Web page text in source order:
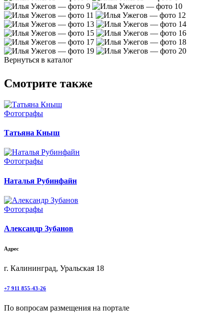
Вернуться в каталог
Смотрите также
Фотографы
Татьяна Кныш
Фотографы
Наталья Рубинфайн
Фотографы
Александр Зубанов
Адрес
г. Калининград, Уральская 18
+7 911 855-43-26
По вопросам размещения на портале